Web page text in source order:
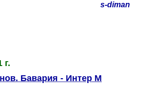
s-diman
г.
Бавария - Интер М